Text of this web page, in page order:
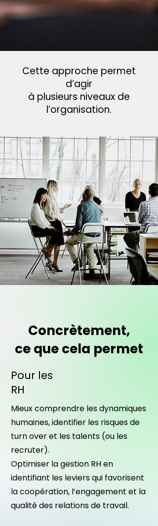
Cette approche permet
d’agir
à plusieurs niveaux de
l’organisation.
Concrètement,
ce que cela permet
Pour les
RH
Mieux comprendre les dynamiques
humaines, identifier les risques de
turn over et les talents (ou les
recruter).
Optimiser la gestion RH en
identifiant les leviers qui favorisent
la coopération, l’engagement et la
qualité des relations de travail.